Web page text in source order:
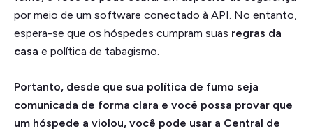
por meio de um software conectado à API. No entanto,
espera-se que os hóspedes cumpram suas regras da
casa e política de tabagismo.
Portanto, desde que sua política de fumo seja
comunicada de forma clara e você possa provar que
um hóspede a violou, você pode usar a Central de